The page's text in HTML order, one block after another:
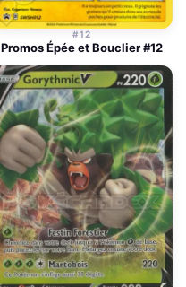
#12
Promos Épée et Bouclier #12